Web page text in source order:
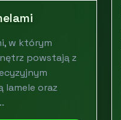
w którym
powstają z
lamele oraz